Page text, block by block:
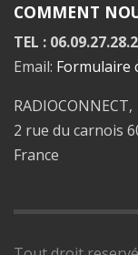
COMMENT
TEL :
Email: Formulaire
RADIOCONNECT,
2 rue du carnois
France